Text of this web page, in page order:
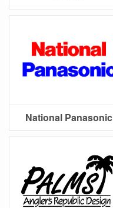
National Panasonic